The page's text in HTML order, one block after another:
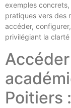
exemples concrets,
pratiques vers des
accéder,
privilégiant la
Poitiers